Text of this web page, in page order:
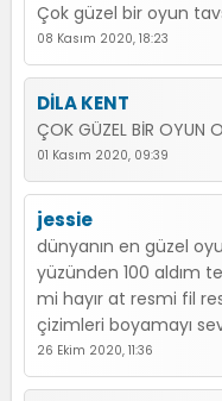
Çok güzel bir oyun
08 Kasım 2020, 18:23
DİLA KENT
ÇOK GÜZEL BİR OYUN
01 Kasım 2020, 09:39
jessie
dünyanın en güzel
yüzünden 100 aldım
mi hayır at resmi fil
çizimleri boyamayı
26 Ekim 2020, 11:36